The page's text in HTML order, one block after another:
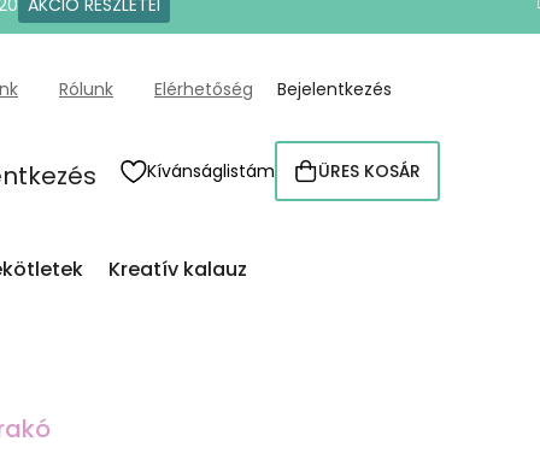
AKCIÓ RÉSZLETEI
Rólunk Elérhetőség Bejelentkezés
Kívánságlistám KOSÁR
ÜRES KOSÁR
Kreatív kalauz